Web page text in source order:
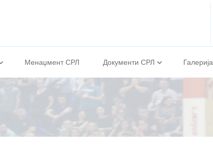
Менаџмент СРЛ Документи СРЛ Галерија